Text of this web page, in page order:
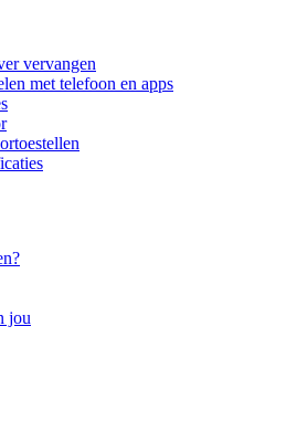
vervangen
met telefoon en apps
jou